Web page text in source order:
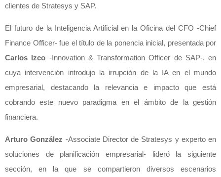
clientes de Stratesys y SAP.
El futuro de la Inteligencia Artificial en la Oficina del CFO -Chief
Finance Officer- fue el título de la ponencia inicial, presentada por
Carlos Izco -Innovation & Transformation Officer de SAP-, en
cuya intervención introdujo la irrupción de la IA en el mundo
empresarial, destacando la relevancia e impacto que está
cobrando este nuevo paradigma en el ámbito de la gestión
financiera.
Arturo González -Associate Director de Stratesys y experto en
soluciones de planificación empresarial- lideró la siguiente
sección, en la que se compartieron diversos escenarios